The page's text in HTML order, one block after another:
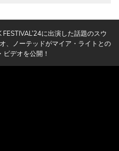
FESTIVAL’24に出演した話題のスウ
、ノーテッドがマイア・ライトとの
デオを公開！